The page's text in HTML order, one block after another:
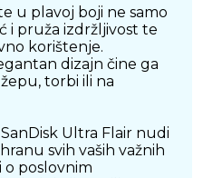
u plavoj boji ne samo
i pruža izdržljivost te
korištenje.
dizajn čine ga
torbi ili na
Ultra Flair nudi
svih vaših važnih
o poslovnim